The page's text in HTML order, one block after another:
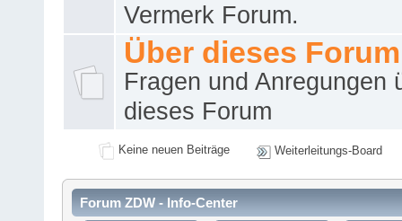
Vermerk Forum.
Über dieses Forum
Fragen und Anregungen
dieses Forum
Keine neuen Beiträge Weiterleitungs-Board
Forum ZDW - Info-Center